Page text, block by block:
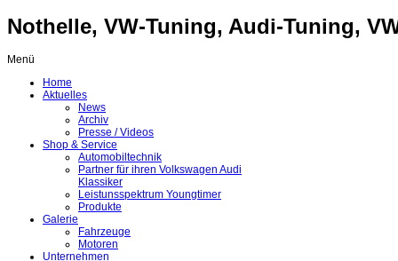
Nothelle, VW-Tuning, Audi-Tuning,
Menü
Home
Aktuelles
News
Archiv
Presse / Videos
Shop & Service
Automobiltechnik
Partner für ihren Volkswagen Audi
Klassiker
Leistunsspektrum Youngtimer
Produkte
Galerie
Fahrzeuge
Motoren
Unternehmen